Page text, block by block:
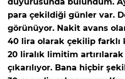
para çekildiği günler var.
görünüyor. Nakit avans
40 lira olarak çekilip farklı
20 liralık limitim
çıkarılıyor. Bana hiçbir